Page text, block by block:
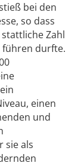
bei den
so dass
Zahl
führen durfte.
einen
und
sie als